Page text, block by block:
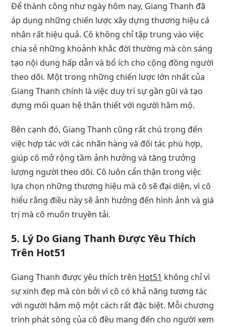
Để thành công như ngày hôm nay, Giang Thanh đã
áp dụng những chiến lược xây dựng thương hiệu cá
nhân rất hiệu quả. Cô không chỉ tập trung vào việc
chia sẻ những khoảnh khắc đời thường mà còn sáng
tạo nội dung hấp dẫn và bổ ích cho cộng đồng người
theo dõi. Một trong những chiến lược lớn nhất của
Giang Thanh chính là việc duy trì sự gần gũi và tạo
dựng mối quan hệ thân thiết với người hâm mộ.
Bên cạnh đó, Giang Thanh cũng rất chú trọng đến
việc hợp tác với các nhãn hàng và đối tác phù hợp,
giúp cô mở rộng tầm ảnh hưởng và tăng trưởng
lượng người theo dõi. Cô luôn cẩn thận trong việc
lựa chọn những thương hiệu mà cô sẽ đại diện, vì cô
hiểu rằng điều này sẽ ảnh hưởng đến hình ảnh và giá
trị mà cô muốn truyền tải.
5. Lý Do Giang Thanh Được Yêu Thích
Trên Hot51
Giang Thanh được yêu thích trên Hot51 không chỉ vì
sự xinh đẹp mà còn bởi vì cô có khả năng tương tác
với người hâm mộ một cách rất đặc biệt. Mỗi chương
trình phát sóng của cô đều mang đến cho người xem